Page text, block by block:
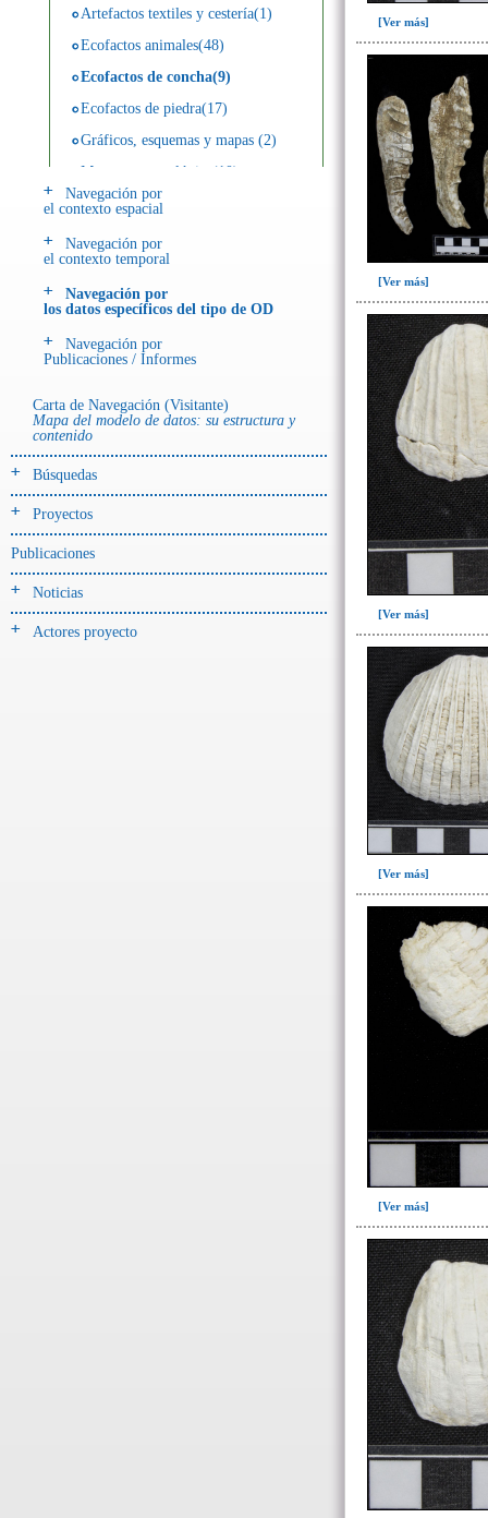
Artefactos textiles y cestería(1)
Ecofactos animales(48)
Ecofactos de concha(9)
Ecofactos de piedra(17)
Gráficos, esquemas y mapas (2)
Muestra arqueológica(10)
Publicaciones / Materiales(46)
Registro de restos óseos humanos
(huesos)(18)
(individuos)(114)
estratigráficas(411)
~Ayuda ODA(1)
Navegación por
el contexto espacial
Navegación por
el contexto temporal
Navegación por
los datos específicos del tipo de OD
Navegación por
Publicaciones / Informes
Carta de Navegación (Visitante)
Mapa del modelo de datos: su estructura y
contenido
Búsquedas
Proyectos
Publicaciones
Noticias
Actores proyecto
[Ver más]
[Ver más]
[Ver más]
[Ver más]
[Ver más]